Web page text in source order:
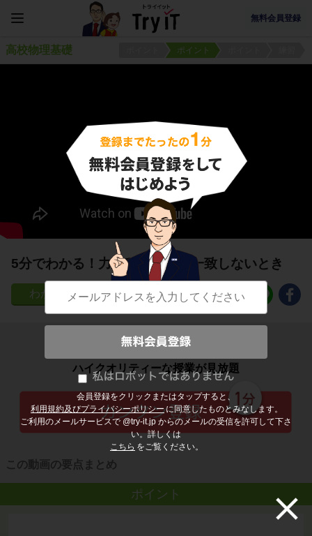
無料会員登録
会員登録をクリックまたはタップすると、
利用規約及びプライバシーポリシー に同意したものとみなします。
ご利用のメールサービスで @try-it.jp からのメールの受信を許可して下さ
い。詳しくは
こちら をご覧ください。
高校物理基礎 ポイント
5分でわかる！力と移動方向が一致しないとき
31
子どもの勉強から大人の学び直しまで
ハイクオリティーな授業が見放題
この動画の要点まとめ
ポイント